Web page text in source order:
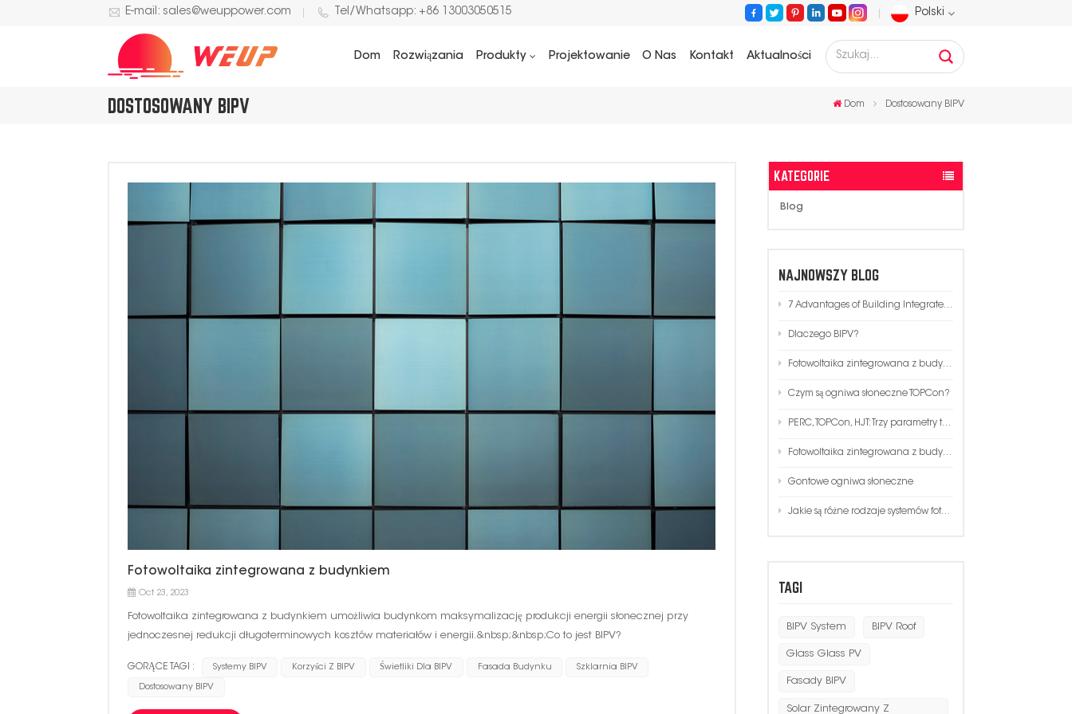
E-mail: sales@weuppower.com Tel/Whatsapp: +86 13003050515 Polski
Deutsch
Português
عربي
Polski
Dom Rozwiązania Produkty Projektowanie O Nas Kontakt Aktualności
DOSTOSOWANY BIPV Dom Dostosowany BIPV
KATEGORIE
Blog
NAJNOWSZY BLOG
7 Advantages of Building Integrated Photovoltaics (BIPV) in Modern Architecture
Dlaczego BIPV?
Fotowoltaika zintegrowana z budynkiem
Czym są ogniwa słoneczne TOPCon?
PERC, TOPCon, HJT: Trzy parametry techniczne, koszt, porównanie procesów!
Fotowoltaika zintegrowana z budynkiem
Gontowe ogniwa słoneczne
Jakie są różne rodzaje systemów fotowoltaicznych?
TAGI
BIPV System BIPV Roof
Glass Glass PV
Fasady BIPV
Solar Zintegrowany Z
Fotowoltaika zintegrowana z budynkiem
Oct 23, 2023
Fotowoltaika zintegrowana z budynkiem umożliwia budynkom maksymalizację produkcji energii słonecznej przy
jednoczesnej redukcji długoterminowych kosztów materiałów i energii.&nbsp;&nbsp;Co to jest BIPV?
zamiast mocować ogniwa fotowoltaiczne do istniejącej elewacji. BIPV jest często uwzględniany w procesie
budowlanym, a architekci uwzględniają BIPV podczas projektowania konstrukcji. W niektórych przypadkach
GORĄCE TAGI : Systemy BIPV Korzyści Z BIPV Świetliki Dla BIPV Fasada Budynku Szklarnia BIPV
Dostosowany BIPV